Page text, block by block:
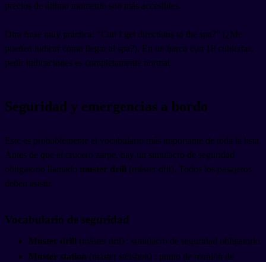
precios de último momento son más accesibles.
Otra frase muy práctica: "Can I get directions to the spa?" (¿Me
pueden indicar cómo llegar al spa?). En un barco con 18 cubiertas,
pedir indicaciones es completamente normal.
Seguridad y emergencias a bordo
Este es probablemente el vocabulario más importante de toda la lista.
Antes de que el crucero zarpe, hay un simulacro de seguridad
obligatorio llamado muster drill (máster dril). Todos los pasajeros
deben asistir.
Vocabulario de seguridad
Muster drill (máster dril) : simulacro de seguridad obligatorio.
Muster station (máster stéishon) : punto de reunión de